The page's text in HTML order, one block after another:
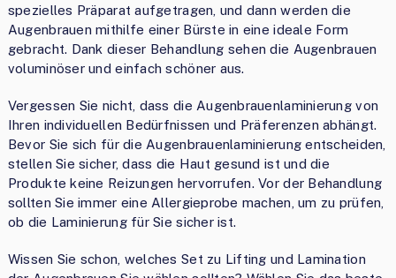
spezielles Präparat aufgetragen, und dann werden die
Augenbrauen mithilfe einer Bürste in eine ideale Form
gebracht. Dank dieser Behandlung sehen die Augenbrauen
voluminöser und einfach schöner aus.
Vergessen Sie nicht, dass die Augenbrauenlaminierung von
Ihren individuellen Bedürfnissen und Präferenzen abhängt.
Bevor Sie sich für die Augenbrauenlaminierung entscheiden,
stellen Sie sicher, dass die Haut gesund ist und die
Produkte keine Reizungen hervorrufen. Vor der Behandlung
sollten Sie immer eine Allergieprobe machen, um zu prüfen,
ob die Laminierung für Sie sicher ist.
Wissen Sie schon, welches Set zu Lifting und Lamination